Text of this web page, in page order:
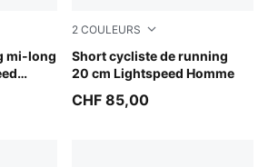
mi-long
2 COULEURS
Short cycliste de running
20 cm Lightspeed Homme
Inky Depths
CHF 85,00